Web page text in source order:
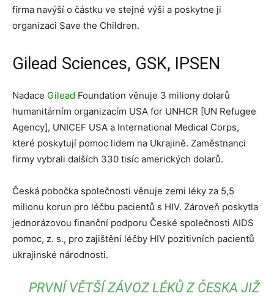
firma navýší o částku ve stejné výši a poskytne ji
organizaci Save the Children.
Gilead Sciences, GSK, IPSEN
Nadace Gilead Foundation věnuje 3 miliony dolarů
humanitárním organizacím USA for UNHCR [UN Refugee
Agency], UNICEF USA a International Medical Corps,
které poskytují pomoc lidem na Ukrajině. Zaměstnanci
firmy vybrali dalších 330 tisíc amerických dolarů.
Česká pobočka společnosti věnuje zemi léky za 5,5
milionu korun pro léčbu pacientů s HIV. Zároveň poskytla
jednorázovou finanční podporu České společnosti AIDS
pomoc, z. s., pro zajištění léčby HIV pozitivních pacientů
ukrajinské národnosti.
PRVNÍ VĚTŠÍ ZÁVOZ LÉKŮ Z ČESKA JIŽ